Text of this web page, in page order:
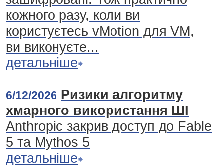
кожного разу, коли ви
користуєтесь vMotion для VM,
ви виконуєте...
детальніше
6/12/2026 Ризики алгоритму
хмарного використання ШІ
Anthropic закрив доступ до Fable
5 та Mythos 5
детальніше